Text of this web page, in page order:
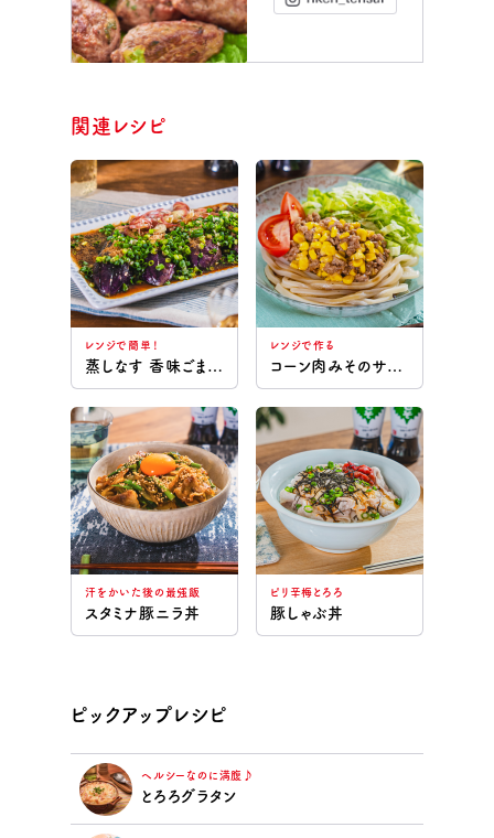
関連レシピ
レンジで簡単！
蒸しなす 香味ごまだれ
レンジで作る
コーン肉みそのサラダうどん
汗をかいた後の最強飯
スタミナ豚ニラ丼
ピリ辛梅とろろ
豚しゃぶ丼
ピックアップレシピ
ヘルシーなのに満腹♪
とろろグラタン